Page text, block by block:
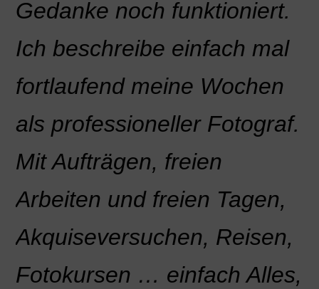
Gedanke noch funktioniert.
Ich beschreibe einfach mal
fortlaufend meine Wochen
als professioneller Fotograf.
Mit Aufträgen, freien
Arbeiten und freien Tagen,
Akquiseversuchen, Reisen,
Fotokursen … einfach Alles,